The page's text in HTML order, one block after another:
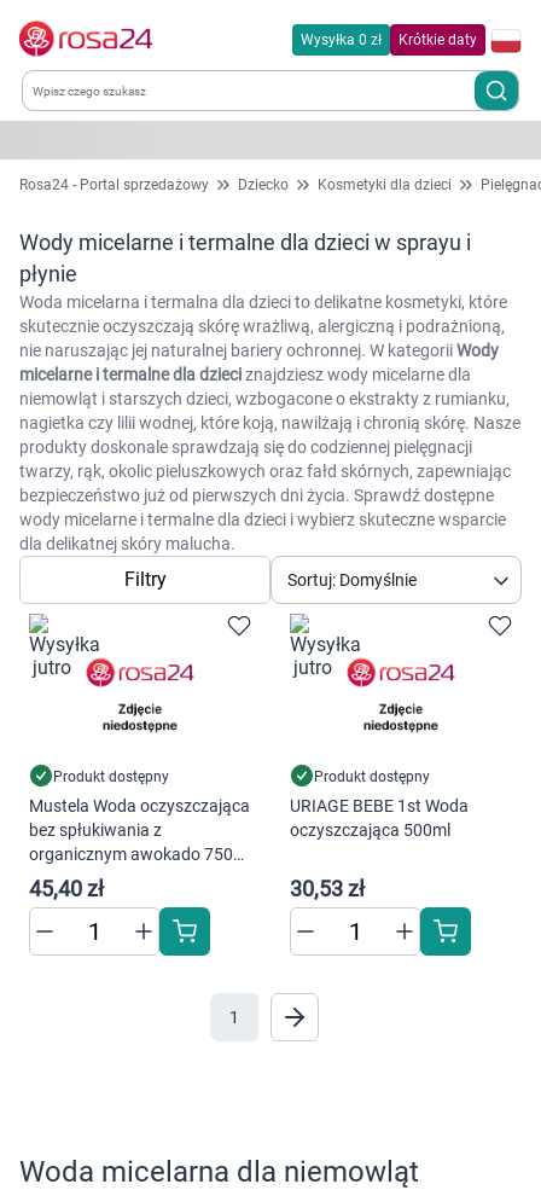
Wysyłka 0 zł Krótkie daty
Kategorie
Chemia gospodarcza
Dla zwierząt
Dom i ogród
Zdrowie
Kobieta w ciąży i mama
Dziecko
Higiena
Kosmetyki
Mężczyzna
Zdrowy styl życia
Zabawki
Sprzęt medyczny
Rosa24 - Portal sprzedażowy Dziecko Kosmetyki dla dzieci
Wody micelarne i termalne dla dzieci w sprayu i
płynie
Woda micelarna i termalna dla dzieci to delikatne kosmetyki, które
skutecznie oczyszczają skórę wrażliwą, alergiczną i podrażnioną,
nie naruszając jej naturalnej bariery ochronnej. W kategoriiWody
micelarne i termalne dla dzieciznajdziesz wody micelarne dla
niemowląt i starszych dzieci, wzbogacone o ekstrakty z rumianku,
nagietka czy lilii wodnej, które koją, nawilżają i chronią skórę. Nasze
produkty doskonale sprawdzają się do codziennej pielęgnacji
twarzy, rąk, okolic pieluszkowych oraz fałd skórnych, zapewniając
bezpieczeństwo już od pierwszych dni życia. Sprawdź dostępne
wody micelarne i termalne dla dzieci i wybierz skuteczne wsparcie
dla delikatnej skóry malucha.
Filtry Sortuj: Domyślnie
Produkt dostępny
Mustela Woda oczyszczająca
bez spłukiwania z
organicznym awokado 750
ml
45,40 zł
Produkt dostępny
URIAGE BEBE 1st Woda
oczyszczająca 500ml
30,53 zł
1
Woda micelarna dla niemowląt